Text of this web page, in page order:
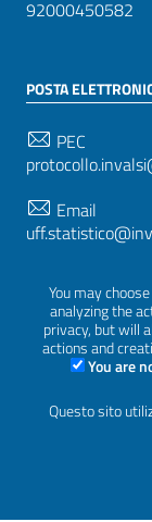
You may
analyzing the
privacy, but will
actions and
You are
Questo sito
92000450582
POSTA
PEC
Email
SEGUICI SU